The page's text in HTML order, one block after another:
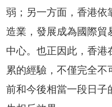
弱；另一方面，香港依
造業，發展成為國際貿
中心。也正因此，香
累的經驗，不僅完全不
前和今後相當一段日子